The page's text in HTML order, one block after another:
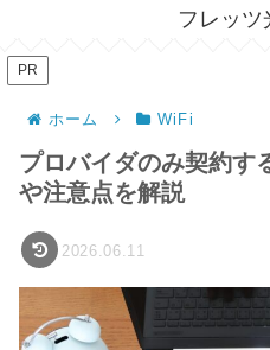
フレッツ
PR
ホーム WiFi
プロバイダのみ契約す
や注意点を解説
2026.06.11